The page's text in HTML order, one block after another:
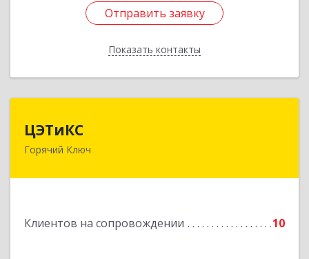
Отправить заявку
Показать контакты
Отправить заявку
Назад
ЦЭТиКС
Горячий Ключ
Клиентов на сопровождении 10
353290, Краснодарский край, Горячий Ключ г,